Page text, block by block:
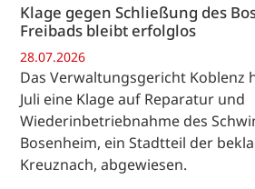
Klage gegen Schließung des
Freibads bleibt erfolglos
28.07.2026
Das Verwaltungsgericht Koblenz
Juli eine Klage auf Reparatur und
Wiederinbetriebnahme des
Bosenheim, ein Stadtteil der
Kreuznach, abgewiesen.